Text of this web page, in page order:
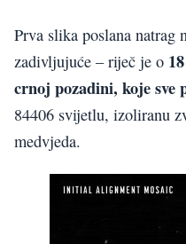
Prva slika poslana natrag
zadivljujuće – riječ je o
crnoj pozadini, koje
84406 svijetlu, izoliranu
medvjeda.